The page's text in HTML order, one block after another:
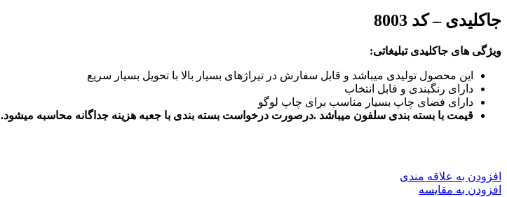
جاکلیدی – کد 8003
ویژگی های جاکلیدی تبلیغاتی:
این محصول تولیدی میباشد و قابل سفارش در تیراژهای بسیار بالا با تحویل بسیار سریع
دارای رنگبندی و قابل انتخاب
دارای فضای چاپ بسیار مناسب برای چاپ لوگو
قیمت با بسته بندی سلفون میباشد .درصورت درخواست بسته بندی با جعبه هزینه جداگانه محاسبه میشود.
افزودن به علاقه مندی
افزودن به مقایسه